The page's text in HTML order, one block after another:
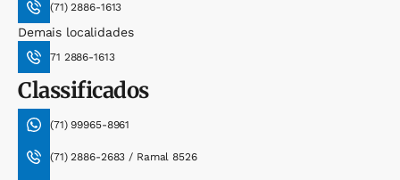
(71) 2886-1613
Demais localidades
71 2886-1613
Classificados
(71) 99965-8961
(71) 2886-2683 / Ramal 8526